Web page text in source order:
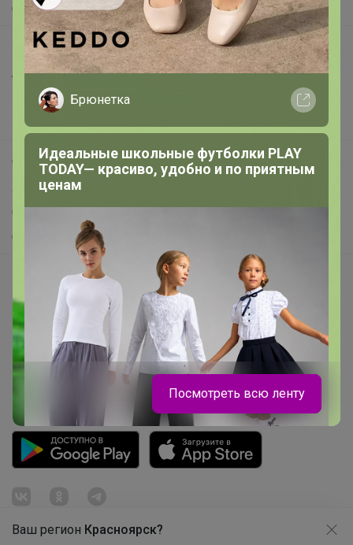
Ваш регион Красноярск?
О нас
Все предложения
Анонсы
Новости
Поддержка альпак
Самое выгодное
Хиты продаж
Самое желанное
Самое быстрое
Начать зарабатывать с 24-ok
Picabox.ru - Лучшее место для ваших изображений
Розыгрыш - Генератор случайных чисел
Пульс нашего маркетплейса
Укорачиватель ссылок
Брюнетка
Идеальные школьные футболки PLAY
TODAY— красиво, удобно и по приятным
ценам
Леныра
Посмотреть всю ленту
Продолжая использовать этот сайт и нажимая кнопку